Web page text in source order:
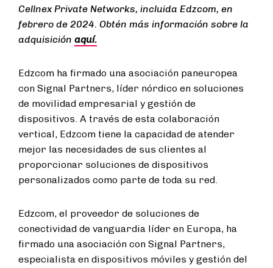
Cellnex Private Networks, incluida Edzcom, en
febrero de 2024. Obtén más información sobre la
adquisición aquí.
Edzcom ha firmado una asociación paneuropea
con Signal Partners, líder nórdico en soluciones
de movilidad empresarial y gestión de
dispositivos. A través de esta colaboración
vertical, Edzcom tiene la capacidad de atender
mejor las necesidades de sus clientes al
proporcionar soluciones de dispositivos
personalizados como parte de toda su red.
Edzcom, el proveedor de soluciones de
conectividad de vanguardia líder en Europa, ha
firmado una asociación con Signal Partners,
especialista en dispositivos móviles y gestión del